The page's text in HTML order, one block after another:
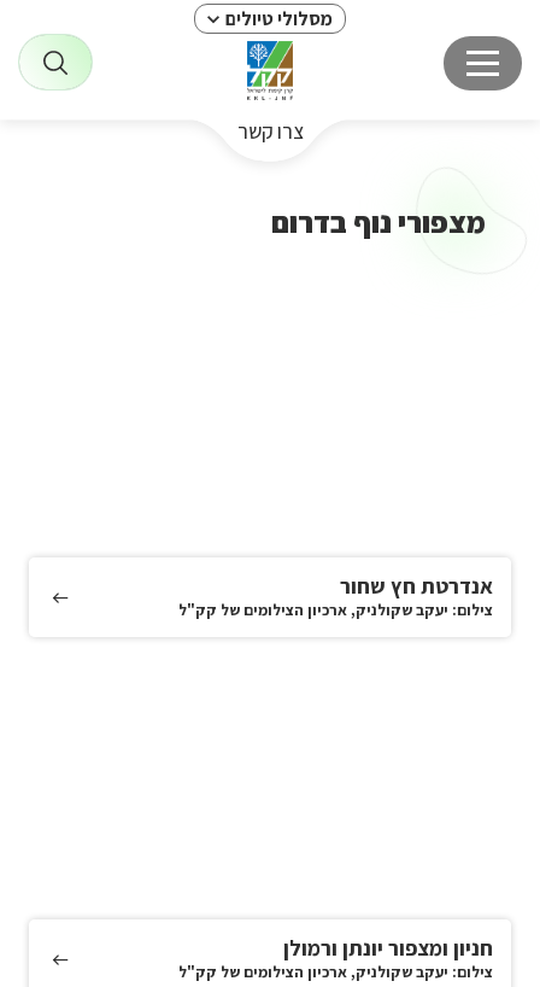
מסלולי טיולים
צרו קשר
מצפורי נוף בדרום
אנדרטת חץ שחור
צילום: יעקב שקולניק, ארכיון הצילומים של קק"ל
חניון ומצפור יונתן ורמולן
צילום: יעקב שקולניק, ארכיון הצילומים של קק"ל